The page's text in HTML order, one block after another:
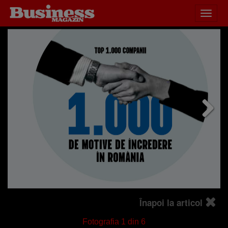
meniu
HOME ACTUALITATE
Înapoi la articol
Fotografia 1 din 6